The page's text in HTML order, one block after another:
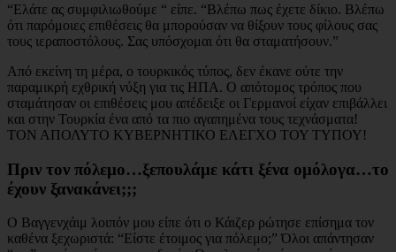
“Ελάτε ας συμφιλιωθούμε “ είπε. “Βλέπω πως έχετε δίκιο. Βλέπω
ότι παρόμοιες επιθέσεις θα μπορούσαν να θίξουν τους φίλους σας
τους ιεραποστόλους. Σας υπόσχομαι ότι θα σταματήσουν.”
Από εκείνη τη μέρα, ο τουρκικός τύπος, δεν έκανε ούτε την
παραμικρή εχθρική νύξη για τις ΗΠΑ. Ο απότομος τρόπος που
σταμάτησαν οι επιθέσεις μου απέδειξε οι Γερμανοί είχαν επιβάλλει
και στην Τουρκία ένα από τα πιο αγαπημένα τους τεχνάσματα!
ΤΟΝ ΑΠΟΛΥΤΟ ΚΥΒΕΡΝΗΤΙΚΟ ΕΛΕΓΧΟ ΤΟΥ ΤΥΠΟΥ!
Πριν τον πόλεμο…ξεπουλάμε κάτι ξένα ομόλογα…το
έχουν ξανακάνει;;;
Ο Βαγγενχάιμ λοιπόν μου είπε ότι ο Κάιζερ ρώτησε επίσημα τον
καθένα ξεχωριστά: “Είστε έτοιμος για πόλεμο;” Όλοι απάντησαν